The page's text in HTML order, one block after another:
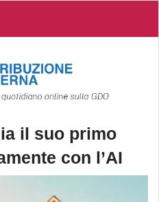
il suo primo
con l’AI